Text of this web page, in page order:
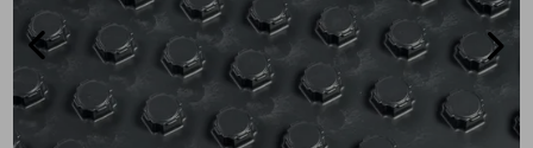
Eléments
précédent